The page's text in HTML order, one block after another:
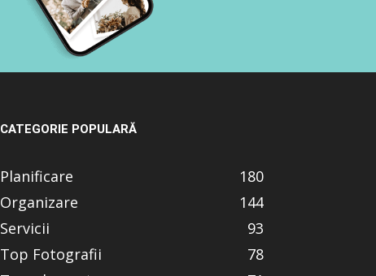
CATEGORIE POPULARĂ
Planificare
180
Organizare
144
Servicii
93
Top Fotografii
78